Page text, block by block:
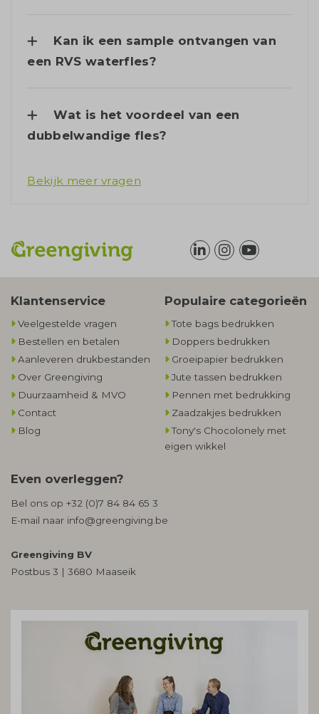
Kan ik een sample ontvangen van
een RVS waterfles?
Wat is het voordeel van een
dubbelwandige fles?
Bekijk meer vragen
Klantenservice
Veelgestelde vragen
Bestellen en betalen
Aanleveren drukbestanden
Over Greengiving
Duurzaamheid & MVO
Contact
Blog
Populaire categorieën
Tote bags bedrukken
Doppers bedrukken
Groeipapier bedrukken
Jute tassen bedrukken
Pennen met bedrukking
Zaadzakjes bedrukken
Tony's Chocolonely met
eigen wikkel
Even overleggen?
Bel ons op +32 (0)7 84 84 65 3
E-mail naar info@greengiving.be
Greengiving BV
Postbus 3 | 3680 Maaseik